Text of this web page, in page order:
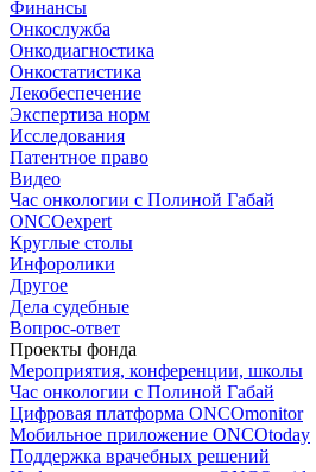
Финансы
Онкослужба
Онкодиагностика
Онкостатистика
Лекобеспечение
Экспертиза норм
Исследования
Патентное право
Видео
Час онкологии с Полиной Габай
ONCOexpert
Круглые столы
Инфоролики
Другое
Дела судебные
Вопрос-ответ
Проекты фонда
Мероприятия, конференции, школы
Час онкологии с Полиной Габай
Цифровая платформа ONCOmonitor
Мобильное приложение ONCOtoday
Поддержка врачебных решений